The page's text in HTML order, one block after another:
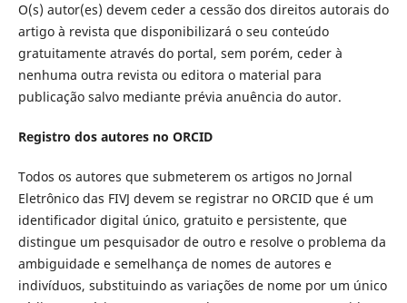
O(s) autor(es) devem ceder a cessão dos direitos autorais do
artigo à revista que disponibilizará o seu conteúdo
gratuitamente através do portal, sem porém, ceder à
nenhuma outra revista ou editora o material para
publicação salvo mediante prévia anuência do autor.
Registro dos autores no ORCID
Todos os autores que submeterem os artigos no Jornal
Eletrônico das FIVJ devem se registrar no ORCID que é um
identificador digital único, gratuito e persistente, que
distingue um pesquisador de outro e resolve o problema da
ambiguidade e semelhança de nomes de autores e
indivíduos, substituindo as variações de nome por um único